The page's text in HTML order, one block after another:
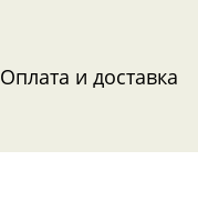
Оплата и доставка